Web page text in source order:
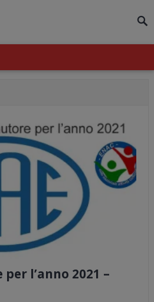
l’anno 2021 –